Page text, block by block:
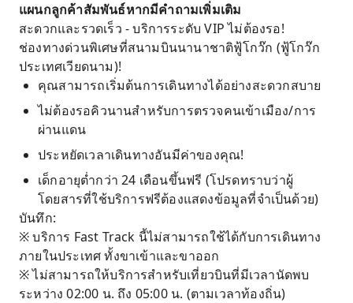
แผนกลูกค้าสัมพันธ์หากมีคำถามเพิ่มเติม
สะดวกและรวดเร็ว - บริการระดับ VIP ไม่ต้องรอ!
ช่องทางด่วนพิเศษที่สนามบินนานาชาติฟู้โกว๊ก (ฟู้โกว๊ก
ประเทศเวียดนาม)!
คุณสามารถเริ่มต้นการเดินทางได้อย่างสะดวกสบาย
ไม่ต้องรอคิวนานสำหรับการตรวจคนเข้าเมือง/การ
ผ่านแดน
ประหยัดเวลาเดินทางอันมีค่าของคุณ!
เด็กอายุต่ำกว่า 24 เดือนขึ้นฟรี (โปรดทราบว่าผู้
โดยสารที่ใช้บริการฟรีต้องแสดงข้อมูลที่จำเป็นด้วย)
บันทึก:
※ บริการ Fast Track นี้ไม่สามารถใช้ได้กับการเดินทาง
ภายในประเทศ ทั้งขาเข้าและขาออก
※ ไม่สามารถให้บริการสำหรับเที่ยวบินที่มีเวลานัดพบ
ระหว่าง 02:00 น. ถึง 05:00 น. (ตามเวลาท้องถิ่น)